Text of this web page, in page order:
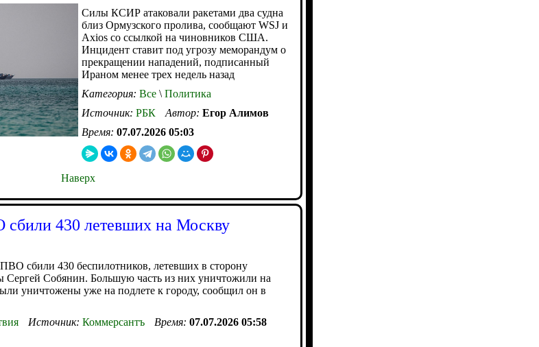
Силы КСИР атаковали ракетами два судна
близ Ормузского пролива, сообщают WSJ и
Axios со ссылкой на чиновников США.
Инцидент ставит под угрозу меморандум о
прекращении нападений, подписанный
Ираном менее трех недель назад
Категория: Все \ Политика
Источник: РБК Автор: Егор Алимов
Время: 07.07.2026 05:03
Наверх
430 летевших на Москву
сбили 430 беспилотников, летевших в сторону
Сергей Собянин. Большую часть из них уничтожили на
уничтожены уже на подлете к городу, сообщил он в
Источник: Коммерсантъ Время: 07.07.2026 05:58